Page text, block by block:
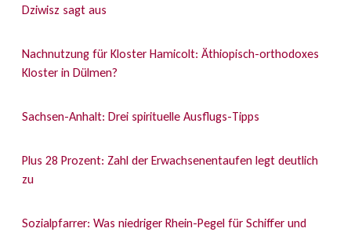
Dziwisz sagt aus
Nachnutzung für Kloster Hamicolt: Äthiopisch-orthodoxes
Kloster in Dülmen?
Sachsen-Anhalt: Drei spirituelle Ausflugs-Tipps
Plus 28 Prozent: Zahl der Erwachsenentaufen legt deutlich
zu
Sozialpfarrer: Was niedriger Rhein-Pegel für Schiffer und